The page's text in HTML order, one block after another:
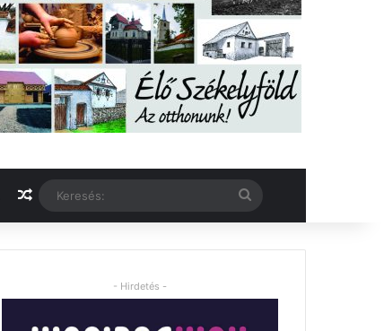
Véletlen cikk Keresés:
- Hirdetés -